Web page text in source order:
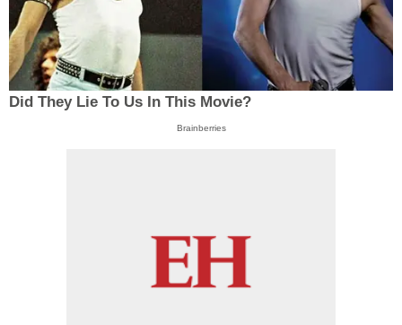
Did They Lie To Us In This Movie?
Brainberries